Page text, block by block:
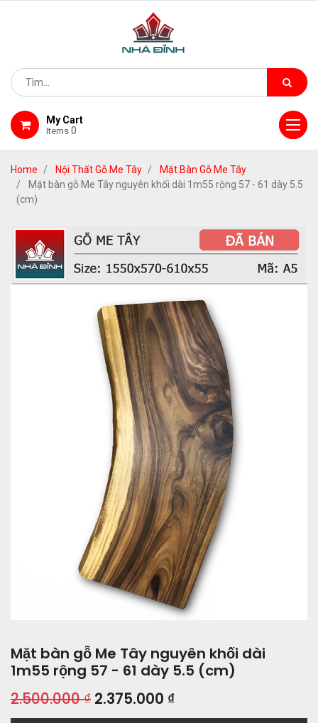
My Cart
Items 0
Home Nội Thất Gỗ Me Tây
Mặt Bàn Gỗ Me Tây
Mặt bàn gỗ Me Tây nguyên khối dài 1m55 rộng 57 - 61 dày 5.5
(cm)
Mặt bàn gỗ Me Tây nguyên khối dài
1m55 rộng 57 - 61 dày 5.5 (cm)
2.500.000₫ 2.375.000 ₫